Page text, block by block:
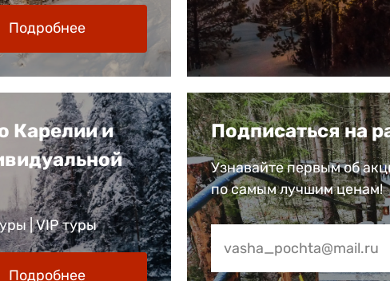
Подробнее
Карелии и
| VIP туры
Подробнее
Подписаться на
Узнавайте первым об
по самым лучшим ценам!